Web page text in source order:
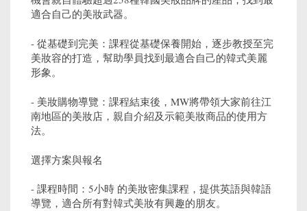
適合自己的美妝武器。
- 從基礎到完美：課程從基礎保養開始，逐步教授至完
美妝容的打造，幫助學員找到最適合自己的韓式美麗
形象。
- 美妝購物導覽：課程結束後，MW將帶領大家前往江
南地區的美妝店，親自介紹及示範美妝商品的使用方
法。
選擇方案與報名
- 課程時間：5小時 的美妝密集課程，提供英語與韓語
導覽，適合所有對韓式美妝有興趣的朋友。